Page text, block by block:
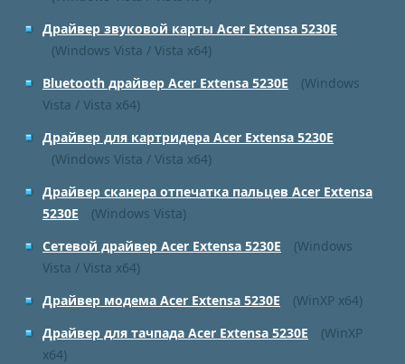
Драйвер звуковой карты Acer Extensa 5230E
(Windows Vista / Vista x64)
Bluetooth драйвер Acer Extensa 5230E
(Windows
Vista / Vista x64)
Драйвер для картридера Acer Extensa 5230E
(Windows Vista / Vista x64)
Драйвер сканера отпечатка пальцев Acer Extensa
5230E
(Windows Vista)
Сетевой драйвер Acer Extensa 5230E
(Windows
Vista / Vista x64)
Драйвер модема Acer Extensa 5230E
(WinXP x64)
Драйвер для тачпада Acer Extensa 5230E
(WinXP
x64)